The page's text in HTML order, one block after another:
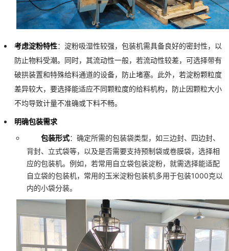
考虑淀粉特性：淀粉吸湿性较强，包装机需具备良好的密封性，以
防止物料受潮。同时，其流动性一般，若流动性较差，可选择带有
破拱装置和特殊给料通道的设备，防止堵塞。此外，若淀粉颗粒度
差异较大，要选择能适应不同颗粒度的给料机构，防止因颗粒大小
不均导致计量不准确或下料不畅。
明确包装需求
包装形式：确定所需的包装袋类型，如三边封、四边封、
背封、立式袋等，以及是否需要支持预制袋或卷膜袋，选择相
应的包装机。例如，若常用自立袋包装淀粉，就需选择能适配
自立袋的包装机，常用的玉米淀粉包装机多用于包装1000克以
内的小袋分装。